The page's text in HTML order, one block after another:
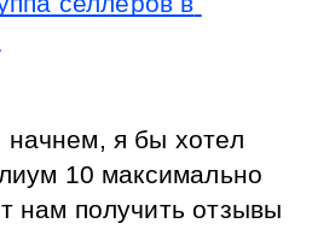
я бы хотел
10 максимально
нам получить отзывы